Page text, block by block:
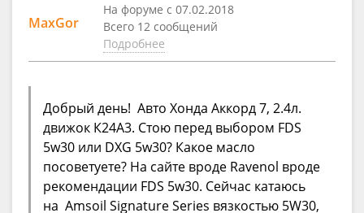
MaxGor
На форуме с 07.02.2018
Всего 12 сообщений
Подробнее
Добрый день! Авто Хонда Аккорд 7, 2.4л.
движок К24А3. Стою перед выбором FDS
5w30 или DXG 5w30? Какое масло
посоветуете? На сайте вроде Ravenol вроде
рекомендации FDS 5w30. Сейчас катаюсь
на Amsoil Signature Series вязкостью 5W30,